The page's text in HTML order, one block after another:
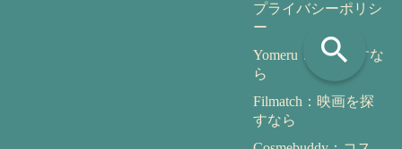
search
プライバシーポリシ
ー
Yomeru：本を探すな
ら
Filmatch：映画を探
すなら